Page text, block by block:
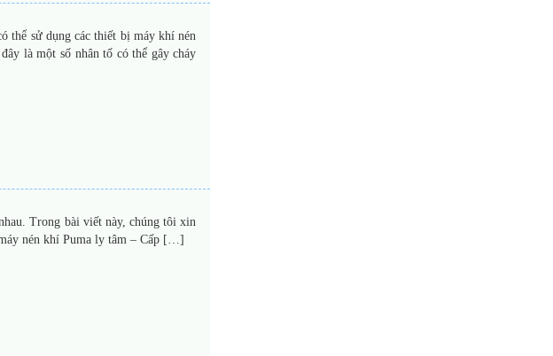
thể sử dụng các thiết bị máy khí nén
là một số nhân tố có thể gây cháy
Trong bài viết này, chúng tôi xin
nén khí Puma ly tâm – Cấp […]